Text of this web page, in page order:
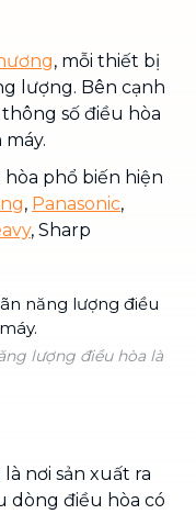
, mỗi thiết bị
lượng. Bên cạnh
số điều hòa
phổ biến hiện
, Panasonic,
, Sharp
lượng điều hòa là
nơi sản xuất ra
dòng điều hòa có